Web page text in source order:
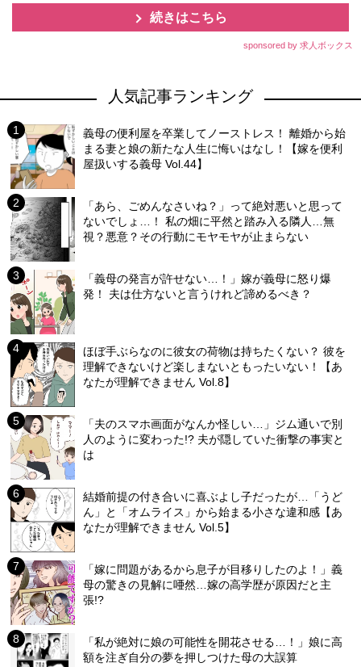
続きはこちら
sponsored by 求人ボックス
人気記事ランキング
義母の便利屋を卒業してノーストレス！ 離婚から始
まる妻と娘の新たな人生に悔いはなし！【嫁を便利
屋扱いする義母 Vol.44】
「あら、ごめんなさいね？」って絶対悪いと思って
ないでしょ…！ 私の畑に平然と踏み入る隣人…無
視？悪意？その行動にモヤモヤが止まらない
「義母の発言が許せない…！」嫁が義母に怒り爆
発！ 夫は仕方ないと言うけれど諦めるべき？
ほぼ手ぶらなのに彼女の荷物は持ちたくない？ 彼を
理解できないけど楽しまないともったいない！【あ
なたが理解できません Vol.8】
「夫のスマホ画面がなんか怪しい…」ジム通いで別
人のように変わった!? 夫が隠していた衝撃の事実と
は
結婚前提の付き合いに喜ぶよし子だったが…「うど
ん」と「オムライス」から始まる小さな違和感【あ
なたが理解できません Vol.5】
「嫁に問題があるから息子が目移りしたのよ！」義
母の驚きの見解に唖然…嫁の高学歴が原因だと主
張!?
「私が絶対に娘の可能性を開花させる…！」娘に高
額を注ぎ自分の夢を押しつけた母の大誤算